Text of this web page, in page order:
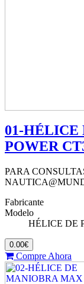
01-HÉLICE
POWER
PARA
Fabricante
Modelo
HÉLICE DE
0.00€
Compre Ahora